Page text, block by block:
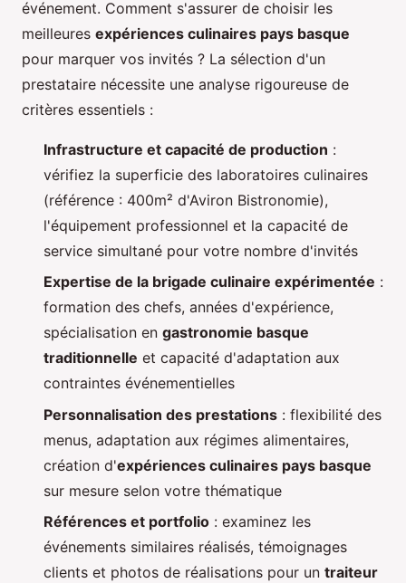
événement. Comment s'assurer de choisir les
meilleures expériences culinaires pays basque
pour marquer vos invités ? La sélection d'un
prestataire nécessite une analyse rigoureuse de
critères essentiels :
Infrastructure et capacité de production :
vérifiez la superficie des laboratoires culinaires
(référence : 400m² d'Aviron Bistronomie),
l'équipement professionnel et la capacité de
service simultané pour votre nombre d'invités
Expertise de la brigade culinaire expérimentée :
formation des chefs, années d'expérience,
spécialisation en gastronomie basque
traditionnelle et capacité d'adaptation aux
contraintes événementielles
Personnalisation des prestations : flexibilité des
menus, adaptation aux régimes alimentaires,
création d'expériences culinaires pays basque
sur mesure selon votre thématique
Références et portfolio : examinez les
événements similaires réalisés, témoignages
clients et photos de réalisations pour un traiteur